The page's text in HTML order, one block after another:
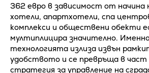
362 евро в зависимост от начина
хотели, апартхотели, спа
комплекси и обществени обекти
мултиплицира значително.
технологията излиза извън
удобството и се превръща в
стратегия за управление на